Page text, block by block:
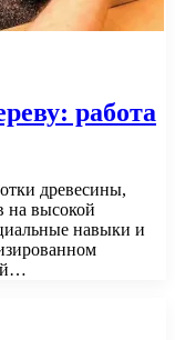
работа
древесины,
на высокой
навыки и